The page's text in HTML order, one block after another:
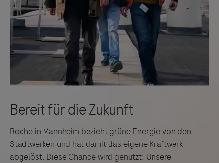
Roche in Mannheim bezieht grüne Energie von den
Stadtwerken und hat damit das eigene Kraftwerk
abgelöst. Diese Chance wird genutzt: Unsere